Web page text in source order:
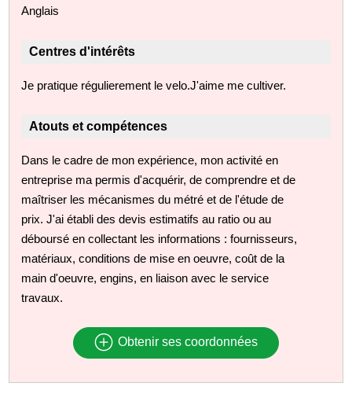
Anglais
Centres d'intérêts
Je pratique régulierement le velo.J'aime me cultiver.
Atouts et compétences
Dans le cadre de mon expérience, mon activité en
entreprise ma permis d'acquérir, de comprendre et de
maîtriser les mécanismes du métré et de l'étude de
prix. J'ai établi des devis estimatifs au ratio ou au
déboursé en collectant les informations : fournisseurs,
matériaux, conditions de mise en oeuvre, coût de la
main d'oeuvre, engins, en liaison avec le service
travaux.
Obtenir ses coordonnées